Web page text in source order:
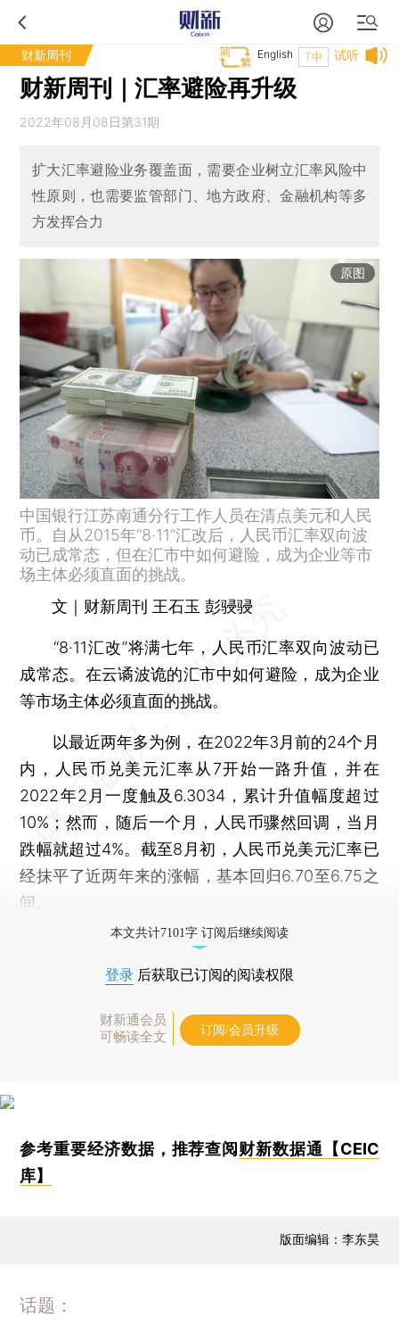
财新周刊 试听
T中
English
财新周刊｜汇率避险再升级
2022年08月08日第31期
扩大汇率避险业务覆盖面，需要企业树立汇率风险中
性原则，也需要监管部门、地方政府、金融机构等多
方发挥合力
原图
中国银行江苏南通分行工作人员在清点美元和人民
币。自从2015年“8·11”汇改后，人民币汇率双向波
动已成常态，但在汇市中如何避险，成为企业等市
场主体必须直面的挑战。
文｜财新周刊 王石玉 彭骎骎
“8·11汇改”将满七年，人民币汇率双向波动已
成常态。在云谲波诡的汇市中如何避险，成为企业
等市场主体必须直面的挑战。
以最近两年多为例，在2022年3月前的24个月
内，人民币兑美元汇率从7开始一路升值，并在
2022年2月一度触及6.3034，累计升值幅度超过
10%；然而，随后一个月，人民币骤然回调，当月
跌幅就超过4%。截至8月初，人民币兑美元汇率已
经抹平了近两年来的涨幅，基本回归6.70至6.75之
间。
本文共计7101字 订阅后继续阅读
登录 后获取已订阅的阅读权限
财新通会员
可畅读全文
订阅/会员升级
参考重要经济数据，推荐查阅财新数据通【CEIC
库】
版面编辑：李东昊
话题：